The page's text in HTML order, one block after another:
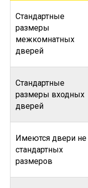
Стандартные
размеры
межкомнатных
дверей
Стандартные
размеры входных
дверей
Имеются двери не
стандартных
размеров